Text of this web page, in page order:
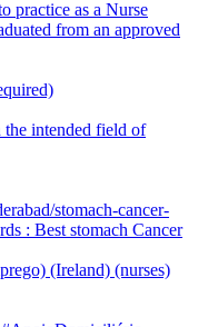
practice as a Nurse
from an approved
the intended field of
stomach-cancer-
: Best stomach Cancer
(Ireland) (nurses)